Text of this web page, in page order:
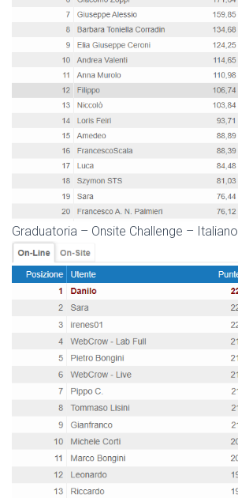
Graduatoria – Onsite Challenge – Italiano